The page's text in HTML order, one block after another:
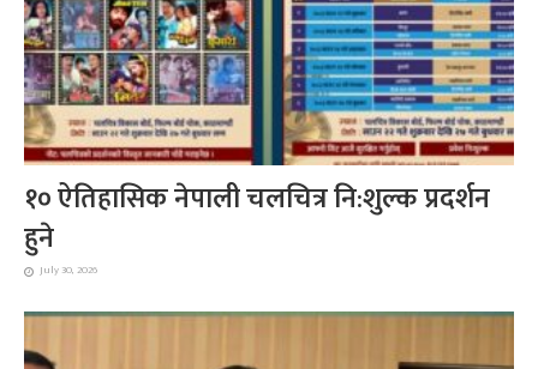
१० ऐतिहासिक नेपाली चलचित्र नि:शुल्क प्रदर्शन
हुने
July 30, 2026